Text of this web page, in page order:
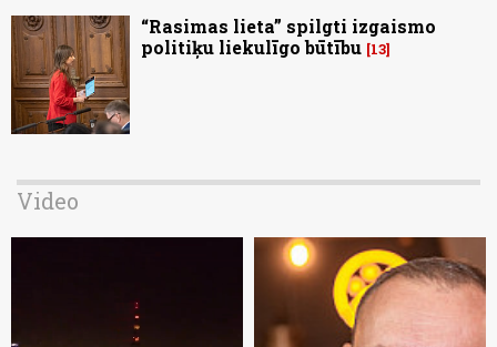
“Rasimas lieta” spilgti izgaismo
politiķu liekulīgo būtību 13
Video